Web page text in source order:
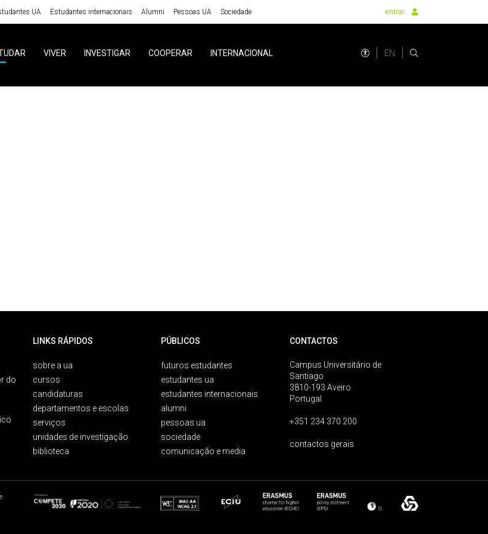
UA Estudantes internacionais Alumni Pessoas UA Sociedade entrar
VIVER INVESTIGAR COOPERAR INTERNACIONAL EN
do
LINKS RÁPIDOS
sobre a ua
cursos
candidaturas
departamentos e escolas
serviços
unidades de investigação
biblioteca
PÚBLICOS
futuros estudantes
estudantes ua
estudantes internacionais
alumni
pessoas ua
sociedade
comunicação e media
CONTACTOS
Campus Universitário de
Santiago
3810-193 Aveiro
Portugal
+351 234 370 200
contactos gerais